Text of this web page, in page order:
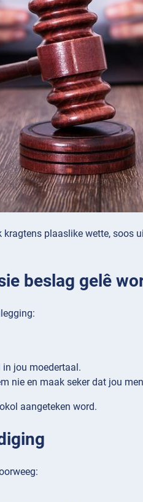
plaaslike wette, soos
beslag gelê
jou moedertaal.
nie en maak seker dat jou
aangeteken word.